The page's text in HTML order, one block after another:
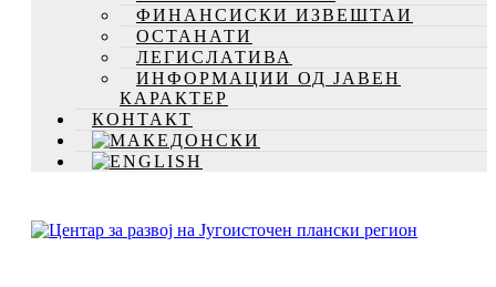
ФИНАНСИСКИ ИЗВЕШТАИ
ОСТАНАТИ
ЛЕГИСЛАТИВА
ИНФОРМАЦИИ ОД ЈАВЕН
КАРАКТЕР
КОНТАКТ